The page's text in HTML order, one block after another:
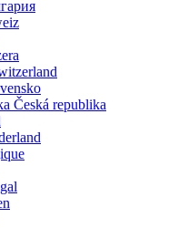
Česká republika